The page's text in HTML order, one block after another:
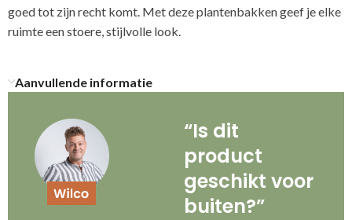
goed tot zijn recht komt. Met deze plantenbakken geef je elke
ruimte een stoere, stijlvolle look.
Aanvullende informatie
“Is dit
product
geschikt voor
buiten?”